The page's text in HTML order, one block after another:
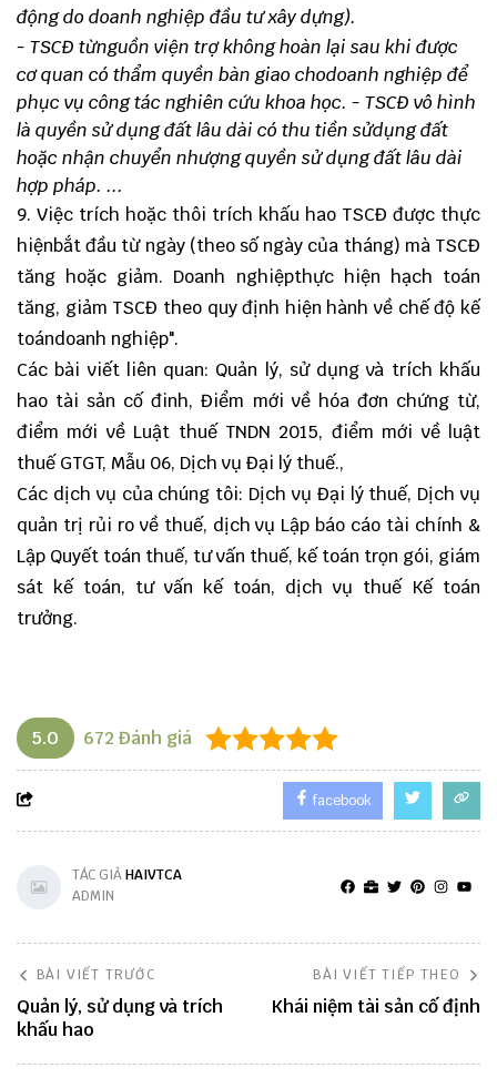
động do doanh nghiệp đầu tư xây dựng).
- TSCĐ từnguồn viện trợ không hoàn lại sau khi được
cơ quan có thẩm quyền bàn giao chodoanh nghiệp để
phục vụ công tác nghiên cứu khoa học. - TSCĐ vô hình
là quyền sử dụng đất lâu dài có thu tiền sửdụng đất
hoặc nhận chuyển nhượng quyền sử dụng đất lâu dài
hợp pháp. ...
9. Việc trích hoặc thôi trích khấu hao TSCĐ được thực
hiệnbắt đầu từ ngày (theo số ngày của tháng) mà TSCĐ
tăng hoặc giảm. Doanh nghiệpthực hiện hạch toán
tăng, giảm TSCĐ theo quy định hiện hành về chế độ kế
toándoanh nghiệp".
Các bài viết liên quan: Quản lý, sử dụng và trích khấu
hao tài sản cố đinh,Điểm mới về hóa đơn chứng từ,
điểm mới về Luật thuế TNDN 2015, điểm mới về luật
thuế GTGT, Mẫu 06, Dịch vụ Đại lý thuế.,
Các dịch vụ của chúng tôi: Dịch vụ Đại lý thuế, Dịch vụ
quản trị rủi ro về thuế, dịch vụ Lập báo cáo tài chính &
Lập Quyết toán thuế, tư vấn thuế, kế toán trọn gói, giám
sát kế toán, tư vấn kế toán, dịch vụ thuế Kế toán
trưởng.
5.0 672 Đánh giá
facebook
TÁC GIẢHAIVTCA
ADMIN
BÀI VIẾT TRƯỚC
Quản lý, sử dụng và trích
khấu hao
BÀI VIẾT TIẾP THEO
Khái niệm tài sản cố định